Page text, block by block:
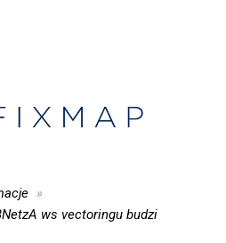
ws vectoringu budzi